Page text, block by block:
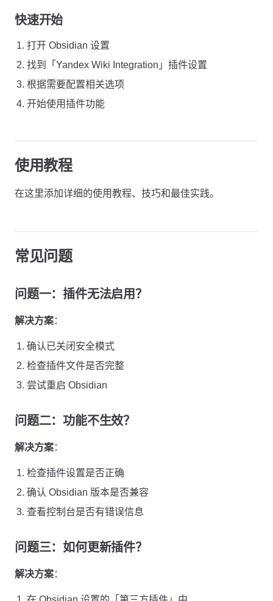
快速开始
打开 Obsidian 设置
找到「Yandex Wiki Integration」插件设置
根据需要配置相关选项
开始使用插件功能
使用教程
在这里添加详细的使用教程、技巧和最佳实践。
常见问题
问题一：插件无法启用？
解决方案：
确认已关闭安全模式
检查插件文件是否完整
尝试重启 Obsidian
问题二：功能不生效？
解决方案：
检查插件设置是否正确
确认 Obsidian 版本是否兼容
查看控制台是否有错误信息
问题三：如何更新插件？
解决方案：